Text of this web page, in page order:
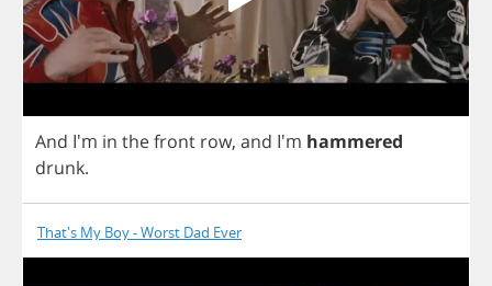
And I'm in thefront row, and I'm hammered
drunk.
That's My Boy - Worst Dad Ever